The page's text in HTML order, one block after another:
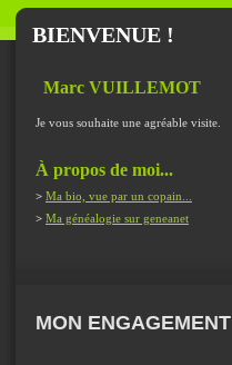
BIENVENUE !
Marc VUILLEMOT
Je vous souhaite une agréable visite.
À propos de moi...
> Ma bio, vue par un copain...
> Ma généalogie sur geneanet
MON ENGAGEMENT